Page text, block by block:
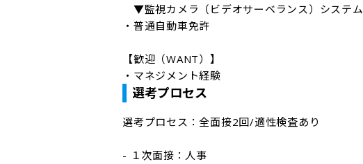
▼監視カメラ（ビデオサーベランス）システム
・普通自動車免許
【歓迎（WANT）】
・マネジメント経験
選考プロセス
選考プロセス：全面接2回/適性検査あり
- １次面接：人事